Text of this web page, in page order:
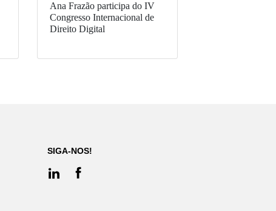
Ana Frazão participa do IV
Congresso Internacional de
Direito Digital
SIGA-NOS!